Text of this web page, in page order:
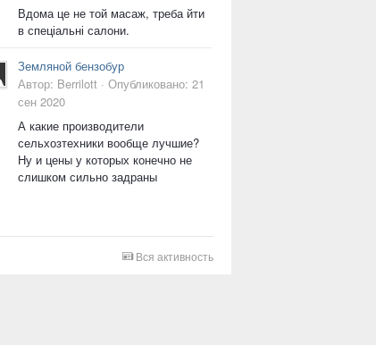
Вдома це не той масаж, треба йти
в спеціальні салони.
Земляной бензобур
Автор: Berrilott · Опубликовано: 21
сен 2020
А какие производители
сельхозтехники вообще лучшие?
Ну и цены у которых конечно не
слишком сильно задраны
Вся активность